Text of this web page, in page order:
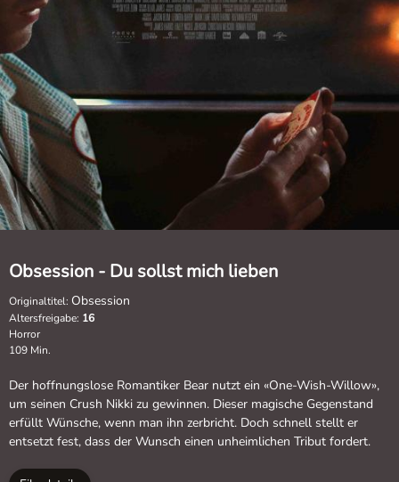
Obsession - Du sollst mich lieben
Originaltitel: Obsession
Altersfreigabe: 16
Horror
109 Min.
Der hoffnungslose Romantiker Bear nutzt ein «One-Wish-Willow»,
um seinen Crush Nikki zu gewinnen. Dieser magische Gegenstand
erfüllt Wünsche, wenn man ihn zerbricht. Doch schnell stellt er
entsetzt fest, dass der Wunsch einen unheimlichen Tribut fordert.